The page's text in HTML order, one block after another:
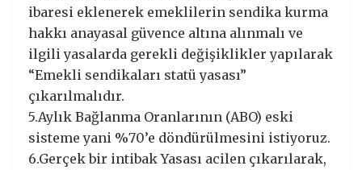
ibaresi eklenerek emeklilerin sendika kurma
hakkı anayasal güvence altına alınmalı ve
ilgili yasalarda gerekli değişiklikler yapılarak
“Emekli sendikaları statü yasası”
çıkarılmalıdır.
5.Aylık Bağlanma Oranlarının (ABO) eski
sisteme yani %70’e döndürülmesini istiyoruz.
6.Gerçek bir intibak Yasası acilen çıkarılarak,